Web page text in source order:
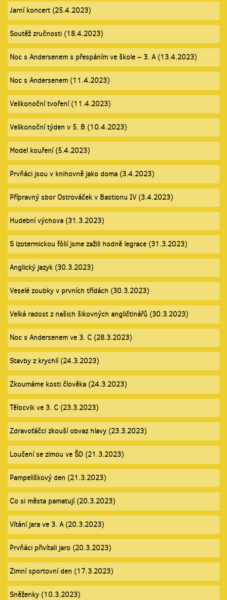
Jarní koncert (25.4.2023)
Soutěž zručnosti (18.4.2023)
Noc s Andersenem s přespáním ve škole – 3. A (13.4.2023)
Noc s Andersenem (11.4.2023)
Velikonoční tvoření (11.4.2023)
Velikonoční týden v 5. B (10.4.2023)
Model kouření (5.4.2023)
Prvňáci jsou v knihovně jako doma (3.4.2023)
Přípravný sbor Ostrováček v Bastionu IV (3.4.2023)
Hudební výchova (31.3.2023)
S izotermickou fólií jsme zažili hodně legrace (31.3.2023)
Anglický jazyk (30.3.2023)
Veselé zoubky v prvních třídách (30.3.2023)
Velká radost z našich šikovných angličtinářů (30.3.2023)
Noc s Andersenem ve 3. C (28.3.2023)
Stavby z krychlí (24.3.2023)
Zkoumáme kosti člověka (24.3.2023)
Tělocvik ve 3. C (23.3.2023)
Zdravoťáčci zkouší obvaz hlavy (23.3.2023)
Loučení se zimou ve ŠD (21.3.2023)
Pampeliškový den (21.3.2023)
Co si města pamatují (20.3.2023)
Vítání jara ve 3. A (20.3.2023)
Prvňáci přivítali jaro (20.3.2023)
Zimní sportovní den (17.3.2023)
Sněženky (10.3.2023)